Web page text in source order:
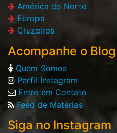
América do Norte
Europa
Cruzeiros
Acompanhe o Blog
Quem Somos
Perfil Instagram
Entre em Contato
Feed de Matérias
Siga no Instagram